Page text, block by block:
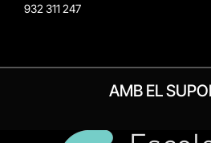
932 311 247
AMB EL